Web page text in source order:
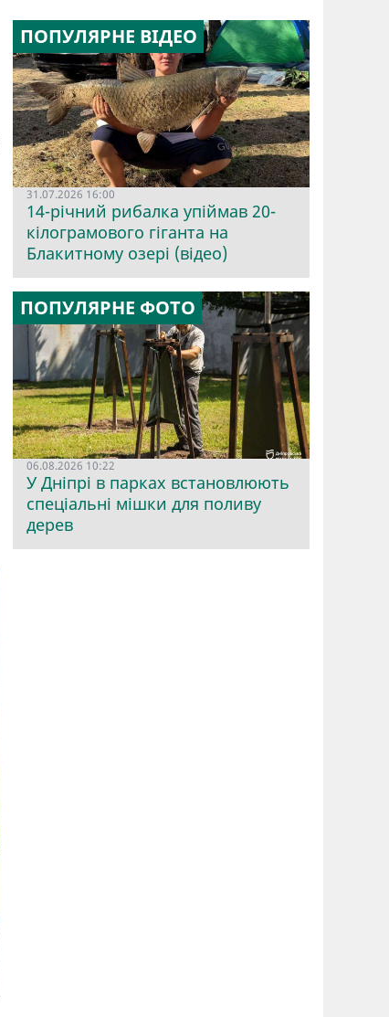
ПОПУЛЯРНЕ ВІДЕО
31.07.2026 16:00
14-річний рибалка упіймав 20-
кілограмового гіганта на
Блакитному озері (відео)
ПОПУЛЯРНЕ ФОТО
06.08.2026 10:22
У Дніпрі в парках встановлюють
спеціальні мішки для поливу
дерев